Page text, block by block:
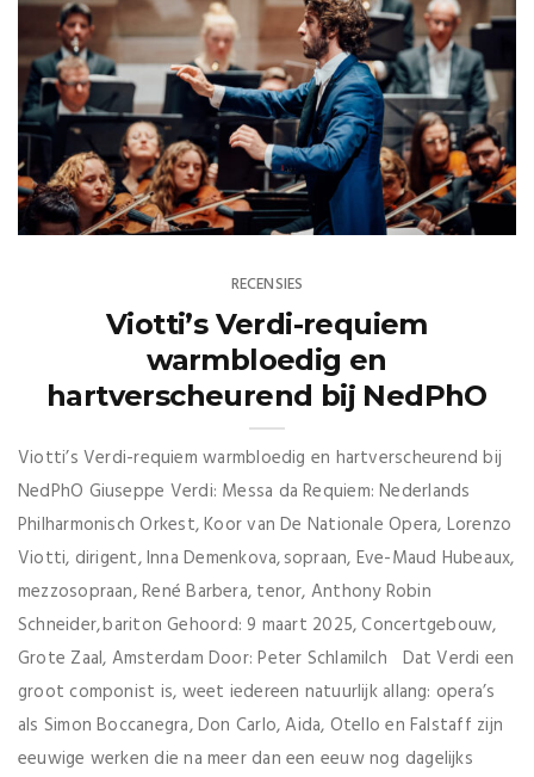
RECENSIES
Viotti’s Verdi-requiem
warmbloedig en
hartverscheurend bij NedPhO
Viotti’s Verdi-requiem warmbloedig en hartverscheurend bij
NedPhO Giuseppe Verdi: Messa da Requiem: Nederlands
Philharmonisch Orkest, Koor van De Nationale Opera, Lorenzo
Viotti, dirigent, Inna Demenkova, sopraan, Eve-Maud Hubeaux,
mezzosopraan, René Barbera, tenor, Anthony Robin
Schneider, bariton Gehoord: 9 maart 2025, Concertgebouw,
Grote Zaal, Amsterdam Door: Peter Schlamilch Dat Verdi een
groot componist is, weet iedereen natuurlijk allang: opera’s
als Simon Boccanegra, Don Carlo, Aida, Otello en Falstaff zijn
eeuwige werken die na meer dan een eeuw nog dagelijks